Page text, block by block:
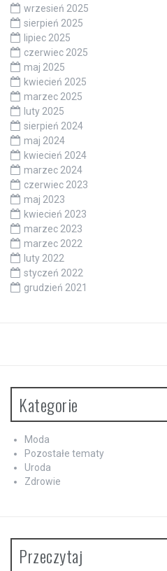
wrzesień 2025
sierpień 2025
lipiec 2025
czerwiec 2025
maj 2025
kwiecień 2025
marzec 2025
luty 2025
sierpień 2024
maj 2024
kwiecień 2024
marzec 2024
czerwiec 2023
maj 2023
kwiecień 2023
marzec 2023
marzec 2022
luty 2022
styczeń 2022
grudzień 2021
Kategorie
Moda
Pozostałe tematy
Uroda
Zdrowie
Przeczytaj